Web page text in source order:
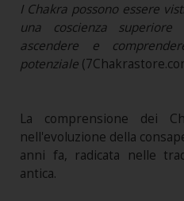
I Chakra possono essere
una coscienza
ascendere e
potenziale
La comprensione dei
nell'evoluzione della
anni fa, radicata nelle
antica.